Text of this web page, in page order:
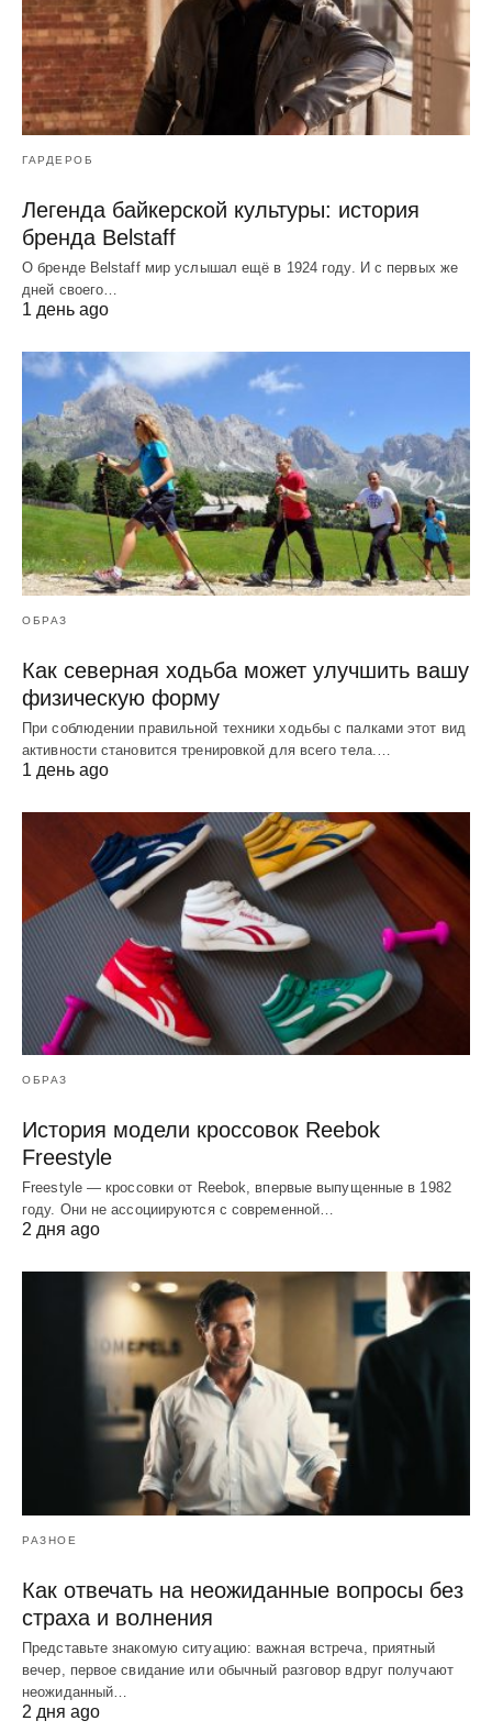
ГАРДЕРОБ
Легенда байкерской культуры: история
бренда Belstaff
О бренде Belstaff мир услышал ещё в 1924 году. И с первых же
дней своего…
1 день ago
ОБРАЗ
Как северная ходьба может улучшить вашу
физическую форму
При соблюдении правильной техники ходьбы с палками этот вид
активности становится тренировкой для всего тела.…
1 день ago
ОБРАЗ
История модели кроссовок Reebok
Freestyle
Freestyle — кроссовки от Reebok, впервые выпущенные в 1982
году. Они не ассоциируются с современной…
2 дня ago
РАЗНОЕ
Как отвечать на неожиданные вопросы без
страха и волнения
Представьте знакомую ситуацию: важная встреча, приятный
вечер, первое свидание или обычный разговор вдруг получают
неожиданный…
2 дня ago